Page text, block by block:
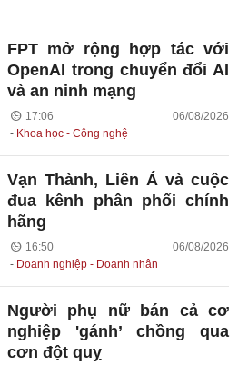
FPT mở rộng hợp tác với
OpenAI trong chuyển đổi AI
và an ninh mạng
17:06 06/08/2026
Khoa học - Công nghệ
Vạn Thành, Liên Á và cuộc
đua kênh phân phối chính
hãng
16:50 06/08/2026
Doanh nghiệp - Doanh nhân
Người phụ nữ bán cả cơ
nghiệp 'gánh’ chồng qua
cơn đột quỵ